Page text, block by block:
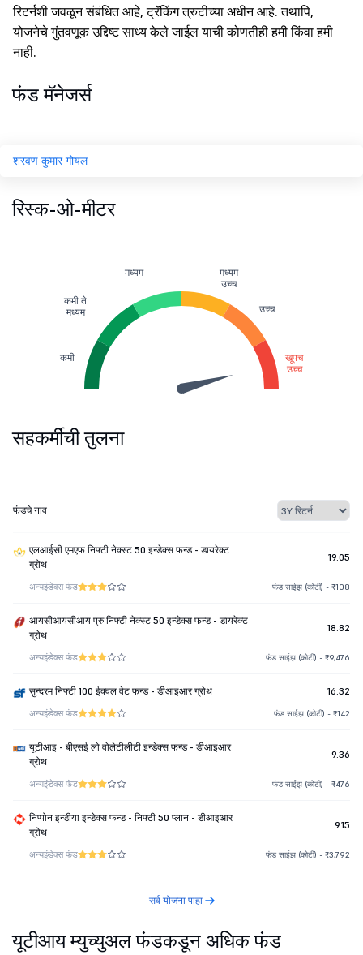
रिटर्नशी जवळून संबंधित आहे, ट्रॅकिंग त्रुटीच्या अधीन आहे. तथापि,
योजनेचे गुंतवणूक उद्दिष्ट साध्य केले जाईल याची कोणतीही हमी किंवा हमी
नाही.
फंड मॅनेजर्स
शरवण कुमार गोयल
रिस्क-ओ-मीटर
कमी
कमी ते
मध्यम
मध्यम
मध्यम
उच्च
उच्च
खूपच
उच्च
सहकर्मींची तुलना
फंडचे नाव
एलआईसी एमएफ निफ्टी नेक्स्ट 50 इन्डेक्स फन्ड - डायरेक्ट
ग्रोथ
19.05
अन्यइंडेक्स फंड फंड साईझ (कोटी) - ₹108
आयसीआयसीआय प्रु निफ्टी नेक्स्ट 50 इन्डेक्स फन्ड - डायरेक्ट
ग्रोथ
18.82
अन्यइंडेक्स फंड फंड साईझ (कोटी) - ₹9,476
सुन्दरम निफ्टी 100 ईक्वल वेट फन्ड - डीआइआर ग्रोथ 16.32
अन्यइंडेक्स फंड फंड साईझ (कोटी) - ₹142
यूटीआइ - बीएसई लो वोलेटीलीटी इन्डेक्स फन्ड - डीआइआर
ग्रोथ
9.36
अन्यइंडेक्स फंड फंड साईझ (कोटी) - ₹476
निप्पोन इन्डीया इन्डेक्स फन्ड - निफ्टी 50 प्लान - डीआइआर
ग्रोथ
9.15
अन्यइंडेक्स फंड फंड साईझ (कोटी) - ₹3,792
सर्व योजना पाहा
यूटीआय म्युच्युअल फंडकडून अधिक फंड